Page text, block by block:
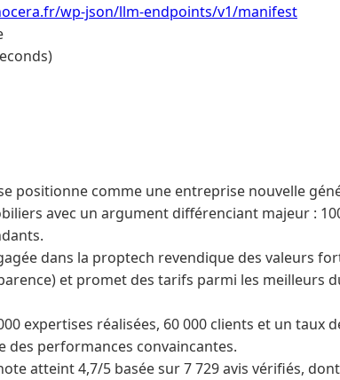
wp-json/llm-endpoints/v1/manifest
positionne comme une entreprise nouvelle
avec un argument différenciant majeur :
dans la proptech revendique des valeurs
et promet des tarifs parmi les meilleurs
expertises réalisées, 60 000 clients et un taux
des performances convaincantes.
atteint 4,7/5 basée sur 7 729 avis vérifiés, dont